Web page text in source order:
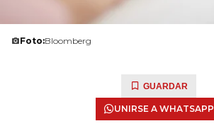
Foto:Bloomberg
GUARDAR
UNIRSE A WHATSAPP